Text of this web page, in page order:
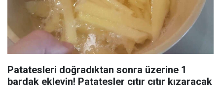
Patatesleri doğradıktan sonra üzerine 1
bardak ekleyin! Patatesler çıtır çıtır kızaracak